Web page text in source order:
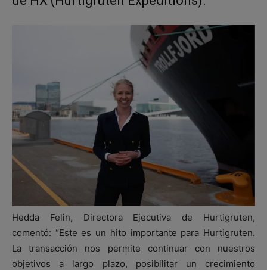
Hedda Felin, Directora Ejecutiva de Hurtigruten,
comentó: “Este es un hito importante para Hurtigruten.
La transacción nos permite continuar con nuestros
objetivos a largo plazo, posibilitar un crecimiento